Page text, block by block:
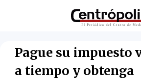
Pague su impuesto
a tiempo y obtenga